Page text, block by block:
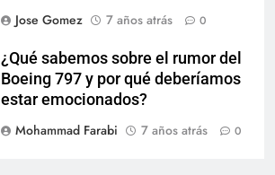
Jose Gomez
7 años atrás 0
¿Qué sabemos sobre el rumor del
Boeing 797 y por qué deberíamos
estar emocionados?
Mohammad Farabi
7 años atrás 0